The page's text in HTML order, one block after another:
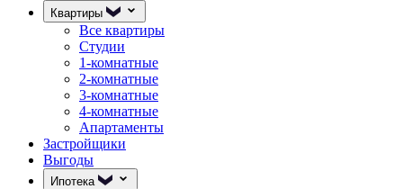
Квартиры
Все квартиры
Студии
1-комнатные
2-комнатные
3-комнатные
4-комнатные
Апартаменты
Застройщики
Выгоды
Ипотека